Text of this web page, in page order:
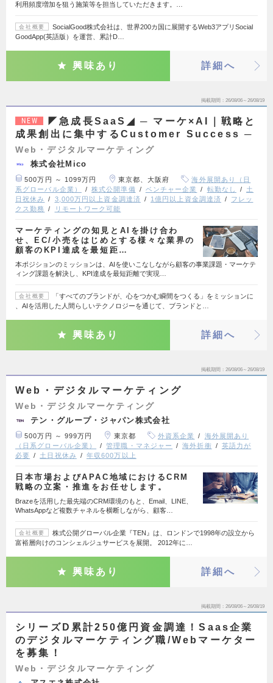
利用頻度増加を狙う施策等を担当していただきます。…
会社概要
SocialGood株式会社は、世界200カ国に展開するWeb3アプリSocial
GoodApp(英語版）を運営、累計D…
興味あり 詳細へ
掲載期間 26/08/06～26/08/19
NEW
◤急成長SaaS◢ ─ マーケ×AI｜戦略と
成果創出に集中するCustomer Success ─
Web・デジタルマーケティング
株式会社Mico
500万円 ～ 1099万円 東京都、大阪府
海外展開あり（日
系グローバル企業）
株式公開準備 ベンチャー企業 転勤なし
土
日祝休み
3,000万円以上資金調達済 1億円以上資金調達済
フレッ
クス勤務
リモートワーク可能
マーケティングの知見とAIを掛け合わ
せ、EC/小売をはじめとする様々な業界の
顧客のKPI達成を最短距…
本ポジションのミッションは、AIを使いこなしながら顧客の事業課題・マーケテ
ィング課題を解決し、KPI達成を最短距離で実現…
会社概要
「すべてのブランドが、心をつかむ瞬間をつくる」をミッションに
、AIを活用した人間らしいテクノロジーを通じて、ブランドと…
興味あり 詳細へ
掲載期間 26/08/06～26/08/19
Web・デジタルマーケティング
Web・デジタルマーケティング
テン・グループ・ジャパン株式会社
500万円 ～ 999万円 東京都 外資系企業
海外展開あり
（日系グローバル企業）
管理職・マネジャー 海外折衝
英語力が
必要
土日祝休み 年収600万以上
日本市場およびAPAC地域におけるCRM
戦略の立案・推進をお任せします。
Brazeを活用した最先端のCRM環境のもと、Email、LINE、
WhatsAppなど複数チャネルを横断しながら、顧客…
会社概要
株式公開グローバル企業『TEN』は、ロンドンで1998年の設立から
富裕層向けのコンシェルジュサービスを展開。 2012年に…
興味あり 詳細へ
掲載期間 26/08/06～26/08/19
シリーズD累計250億円資金調達！Saas企業
のデジタルマーケティング職/Webマーケター
を募集！
Web・デジタルマーケティング